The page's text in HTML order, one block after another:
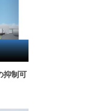
抑制可